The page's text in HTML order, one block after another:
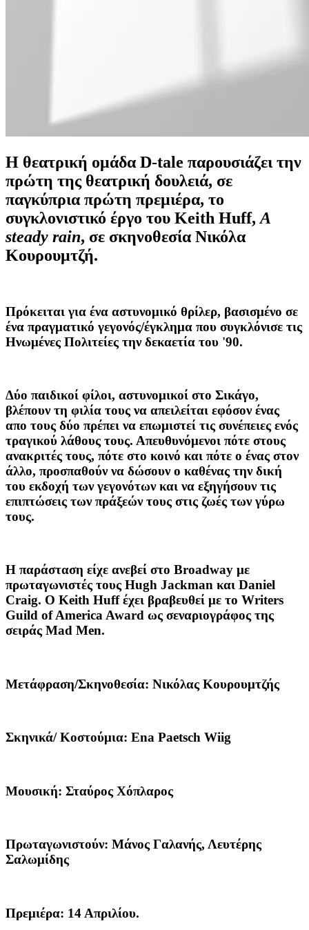
Η θεατρική ομάδα D-tale παρουσιάζει την
πρώτη της θεατρική δουλειά, σε
παγκύπρια πρώτη πρεμιέρα, το
συγκλονιστικό έργο του Keith Huff, A
steady rain, σε σκηνοθεσία Νικόλα
Κουρουμτζή.
Πρόκειται για ένα αστυνομικό θρίλερ, βασισμένο σε
ένα πραγματικό γεγονός/έγκλημα που συγκλόνισε τις
Ηνωμένες Πολιτείες την δεκαετία του '90.
Δύο παιδικοί φίλοι, αστυνομικοί στο Σικάγο,
βλέπουν τη φιλία τους να απειλείται εφόσον ένας
απο τους δύο πρέπει να επωμιστεί τις συνέπειες ενός
τραγικού λάθους τους. Απευθυνόμενοι πότε στους
ανακριτές τους, πότε στο κοινό και πότε ο ένας στον
άλλο, προσπαθούν να δώσουν ο καθένας την δική
του εκδοχή των γεγονότων και να εξηγήσουν τις
επιπτώσεις των πράξεών τους στις ζωές των γύρω
τους.
Η παράσταση είχε ανεβεί στο Broadway με
πρωταγωνιστές τους Hugh Jackman και Daniel
Craig. O Keith Huff έχει βραβευθεί με το Writers
Guild of America Award ως σεναριογράφος της
σειράς Mad Men.
Μετάφραση/Σκηνοθεσία: Νικόλας Κουρουμτζής
Σκηνικά/ Κοστούμια: Ena Paetsch Wiig
Μουσική: Σταύρος Χόπλαρος
Πρωταγωνιστούν: Μάνος Γαλανής, Λευτέρης
Σαλωμίδης
Πρεμιέρα: 14 Απριλίου.